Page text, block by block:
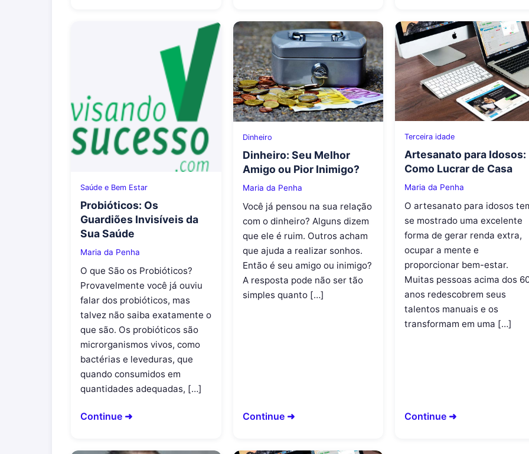
Saúde e Bem Estar
Probióticos: Os
Guardiões Invisíveis da
Sua Saúde
Maria da Penha
O que São os Probióticos?
Provavelmente você já ouviu
falar dos probióticos, mas
talvez não saiba exatamente o
que são. Os probióticos são
microrganismos vivos, como
bactérias e leveduras, que
quando consumidos em
quantidades adequadas, […]
Continue ➜
Dinheiro
Dinheiro: Seu Melhor
Amigo ou Pior Inimigo?
Maria da Penha
Você já pensou na sua relação
com o dinheiro? Alguns dizem
que ele é ruim. Outros acham
que ajuda a realizar sonhos.
Então é seu amigo ou inimigo?
A resposta pode não ser tão
simples quanto […]
Continue ➜
Terceira idade
Artesanato para Idosos:
Como Lucrar de Casa
Maria da Penha
O artesanato para idosos
se mostrado uma excelente
forma de gerar renda extra,
ocupar a mente e
proporcionar bem-estar.
Muitas pessoas acima dos
anos redescobrem seus
talentos manuais e os
transformam em uma […]
Continue ➜